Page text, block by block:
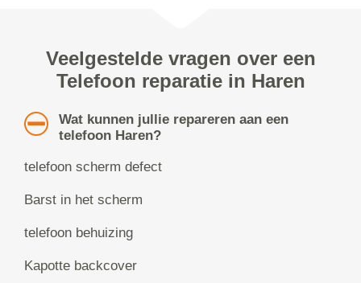
Veelgestelde vragen over een
Telefoon reparatie in Haren
Wat kunnen jullie repareren aan een
telefoon Haren?
telefoon scherm defect
Barst in het scherm
telefoon behuizing
Kapotte backcover